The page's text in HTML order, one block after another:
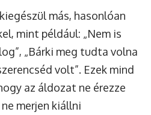
más, hasonlóan
mint például: „Nem is
„Bárki meg tudta volna
volt”. Ezek mind
az áldozat ne érezze
merjen kiállni